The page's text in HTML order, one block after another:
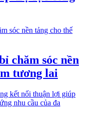
chăm sóc nền
tương lai